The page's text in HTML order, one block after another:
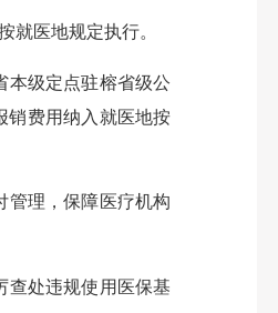
就医地规定执行。
本级定点驻榕省级公
销费用纳入就医地按
管理，保障医疗机构
查处违规使用医保基